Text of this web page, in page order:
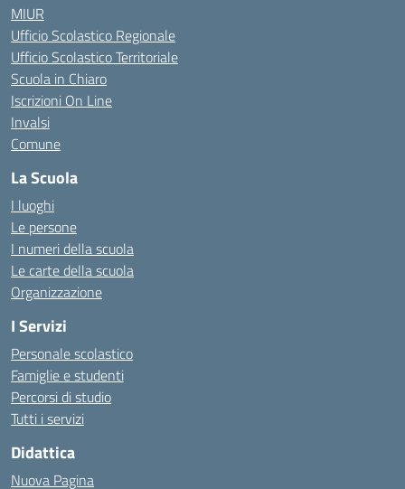
MIUR
Ufficio Scolastico Regionale
Ufficio Scolastico Territoriale
Scuola in Chiaro
Iscrizioni On Line
Invalsi
Comune
La Scuola
I luoghi
Le persone
I numeri della scuola
Le carte della scuola
Organizzazione
I Servizi
Personale scolastico
Famiglie e studenti
Percorsi di studio
Tutti i servizi
Didattica
Nuova Pagina